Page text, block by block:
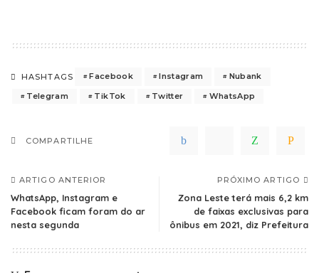
HASHTAGS Facebook Instagram
Nubank
Telegram
TikTok Twitter WhatsApp
COMPARTILHE
ARTIGO ANTERIOR
WhatsApp, Instagram e
Facebook ficam foram do ar
nesta segunda
PRÓXIMO ARTIGO
Zona Leste terá mais 6,2 km
de faixas exclusivas para
ônibus em 2021, diz Prefeitura